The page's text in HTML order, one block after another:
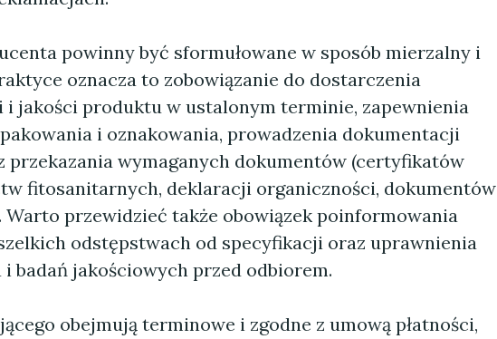
powinny być sformułowane w sposób mierzalny i
oznacza to zobowiązanie do dostarczenia
i jakości produktu w ustalonym terminie, zapewnienia
i oznakowania, prowadzenia dokumentacji
wymaganych dokumentów (certyfikatów
fitosanitarnych, deklaracji organiczności, dokumentów
Warto przewidzieć także obowiązek poinformowania
odstępstwach od specyfikacji oraz uprawnienia
badań jakościowych przed odbiorem.
obejmują terminowe i zgodne z umową płatności,